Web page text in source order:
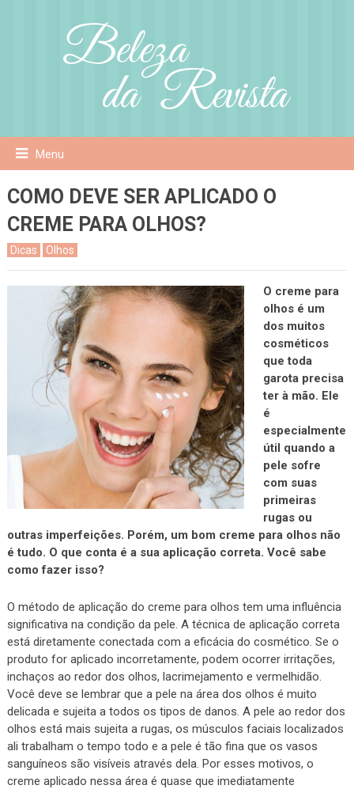
Menu
COMO DEVE SER APLICADO O
CREME PARA OLHOS?
Dicas Olhos
O creme para
olhos é um
dos muitos
cosméticos
que toda
garota precisa
ter à mão. Ele
é
especialmente
útil quando a
pele sofre
com suas
primeiras
rugas ou
outras imperfeições. Porém, um bom creme para olhos não
é tudo. O que conta é a sua aplicação correta. Você sabe
como fazer isso?
O método de aplicação do creme para olhos tem uma influência
significativa na condição da pele. A técnica de aplicação correta
está diretamente conectada com a eficácia do cosmético. Se o
produto for aplicado incorretamente, podem ocorrer irritações,
inchaços ao redor dos olhos, lacrimejamento e vermelhidão.
Você deve se lembrar que a pele na área dos olhos é muito
delicada e sujeita a todos os tipos de danos. A pele ao redor dos
olhos está mais sujeita a rugas, os músculos faciais localizados
ali trabalham o tempo todo e a pele é tão fina que os vasos
sanguíneos são visíveis através dela. Por esses motivos, o
creme aplicado nessa área é quase que imediatamente